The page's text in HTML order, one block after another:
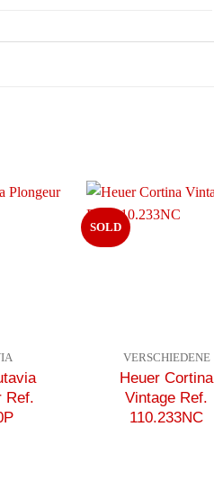
Ref.
SOLD
VERSCHIEDENE
Heuer Cortina
Vintage Ref.
110.233NC